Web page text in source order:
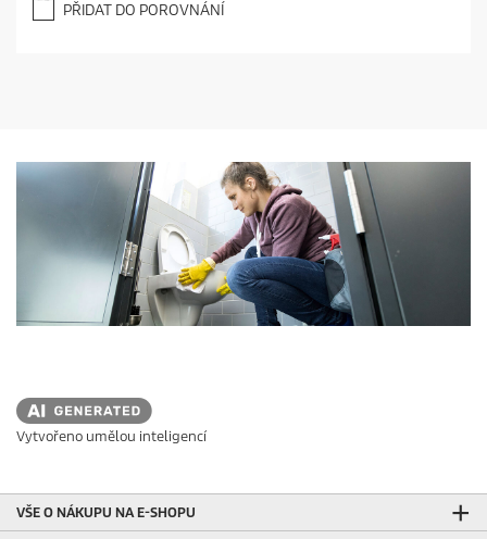
č
PŘIDAT DO POROVNÁNÍ
Vytvořeno umělou inteligencí
VŠE O NÁKUPU NA E-SHOPU